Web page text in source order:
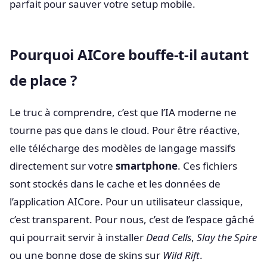
parfait pour sauver votre setup mobile.
Pourquoi AICore bouffe-t-il autant
de place ?
Le truc à comprendre, c’est que l’IA moderne ne
tourne pas que dans le cloud. Pour être réactive,
elle télécharge des modèles de langage massifs
directement sur votre smartphone. Ces fichiers
sont stockés dans le cache et les données de
l’application AICore. Pour un utilisateur classique,
c’est transparent. Pour nous, c’est de l’espace gâché
qui pourrait servir à installerDead Cells, Slay the Spire
ou une bonne dose de skins sur Wild Rift.